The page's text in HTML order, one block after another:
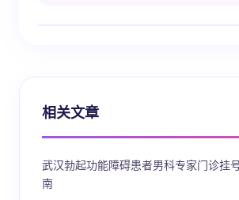
相关文章
武汉勃起功能障碍患者男科专家门诊挂
南